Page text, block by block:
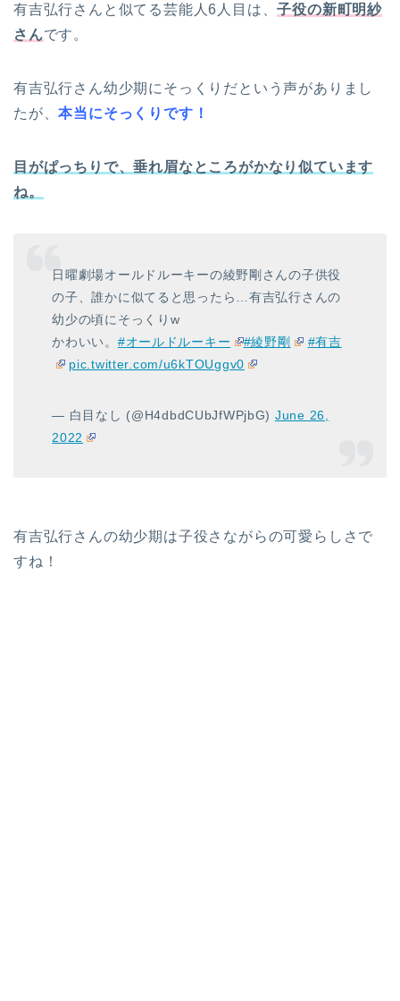
有吉弘行さんと似てる芸能人6人目は、子役の新町明紗
さんです。
有吉弘行さん幼少期にそっくりだという声がありまし
たが、本当にそっくりです！
目がぱっちりで、垂れ眉なところがかなり似ています
ね。
日曜劇場オールドルーキーの綾野剛さんの子供役
の子、誰かに似てると思ったら…有吉弘行さんの
幼少の頃にそっくりw
かわいい。 #オールドルーキー #綾野剛
#有吉
pic.twitter.com/u6kTOUggv0
— 白目なし (@H4dbdCUbJfWPjbG) June 26,
2022
有吉弘行さんの幼少期は子役さながらの可愛らしさで
すね！